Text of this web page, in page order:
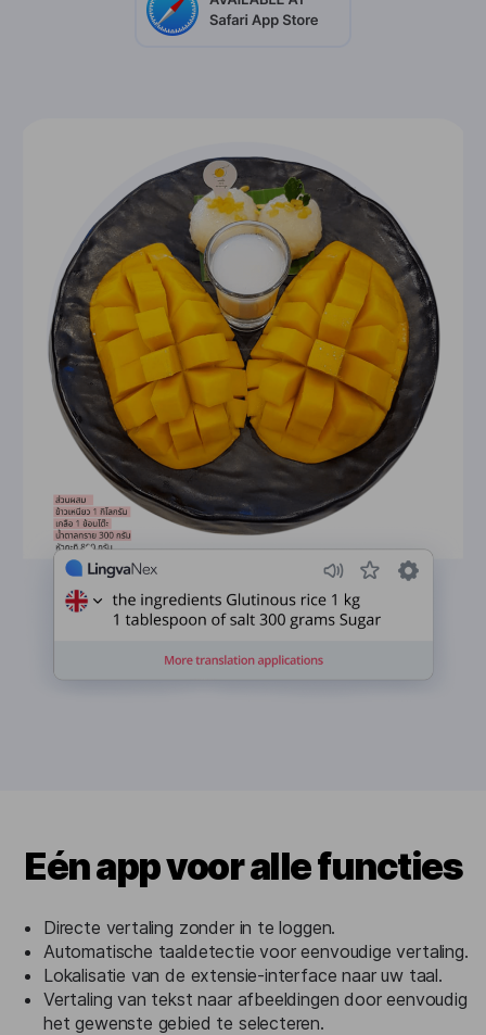
Eén app voor alle functies
Directe vertaling zonder in te loggen.
Automatische taaldetectie voor eenvoudige vertaling.
Lokalisatie van de extensie-interface naar uw taal.
Vertaling van tekst naar afbeeldingen door eenvoudig
het gewenste gebied te selecteren.